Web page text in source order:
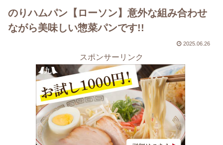
のりハムパン【ローソン】意外な組み合わせ
ながら美味しい惣菜パンです!!
2025.06.26
スポンサーリンク